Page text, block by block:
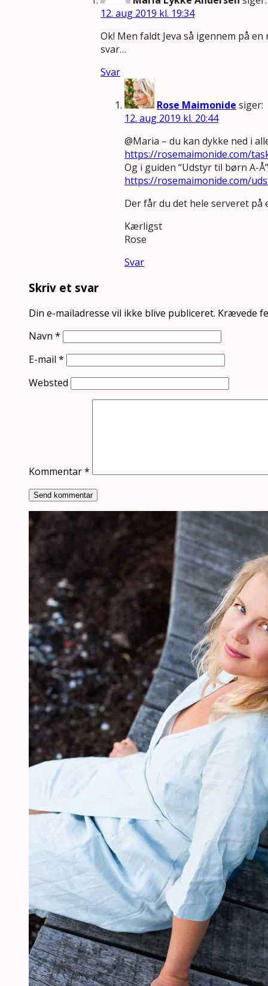
12. aug 2019 kl. 19:34
Ok! Men faldt Jeva så igennem på
svar…
Svar
Rose Maimonide siger:
12. aug 2019 kl. 20:44
@Maria – du kan dykke ned i
https://rosemaimonide.com/
Og i guiden “Udstyr til børn A-
https://rosemaimonide.com/
Der får du det hele serveret på
Kærligst
Rose
Svar
Skriv et svar
Din e-mailadresse vil ikke blive publiceret. Krævede
Navn *
E-mail *
Websted
Kommentar*